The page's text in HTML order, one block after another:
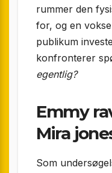
rummer den
for, og en
publikum
konfronterer
egentlig?
Emmy
Mira
Som